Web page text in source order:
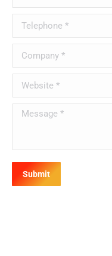
Telephone *
Company *
Website *
Message *
Submit